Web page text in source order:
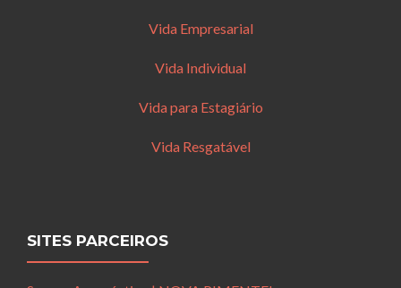
Vida Empresarial
Vida Individual
Vida para Estagiário
Vida Resgatável
SITES PARCEIROS